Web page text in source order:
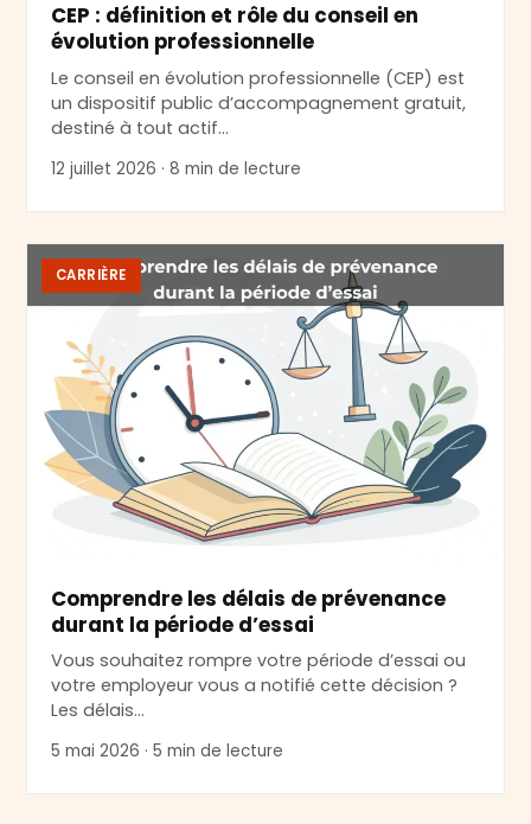
CEP : définition et rôle du conseil en
évolution professionnelle
Le conseil en évolution professionnelle (CEP) est
un dispositif public d’accompagnement gratuit,
destiné à tout actif…
12 juillet 2026 · 8 min de lecture
CARRIÈRE
Comprendre les délais de prévenance
durant la période d’essai
Vous souhaitez rompre votre période d’essai ou
votre employeur vous a notifié cette décision ?
Les délais…
5 mai 2026 · 5 min de lecture